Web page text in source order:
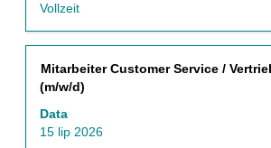
Vollzeit
Tytuł
Mitarbeiter Customer Service /
(m/w/d)
Data
15 lip 2026
Zaznacz
za
spacji,
aby